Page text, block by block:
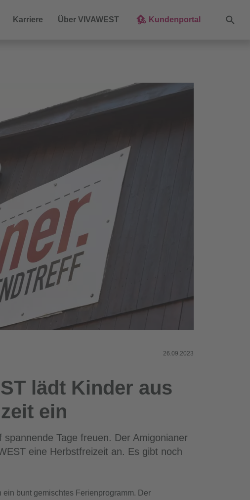
Karriere Über VIVAWEST Kundenportal
26.09.2023
lädt Kinder aus
ein
Tage freuen. Der Amigonianer
eine Herbstfreizeit an. Es gibt noch
bunt gemischtes Ferienprogramm. Der